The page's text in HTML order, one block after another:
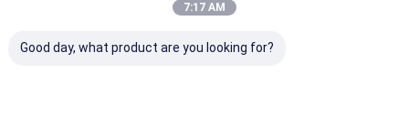
7:17 AM
Good day, what product are you looking for?